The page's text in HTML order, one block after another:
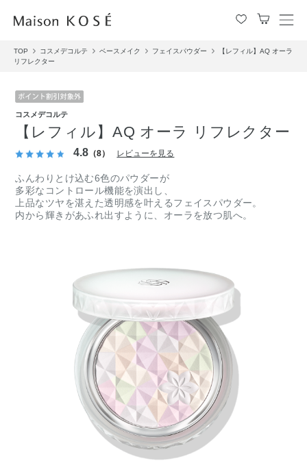
メ
ュ
TOP コスメデコルテ ベースメイク フェイスパウダー
【レフィル】AQ オーラ
リフレクター
コスメデコルテ
【レフィル】AQ オーラ リフレクター
4.8 （8） レビューを見る
ふんわりとけ込む6色のパウダーが
多彩なコントロール機能を演出し、
上品なツヤを湛えた透明感を叶えるフェイスパウダー。
内から輝きがあふれ出すように、オーラを放つ肌へ。